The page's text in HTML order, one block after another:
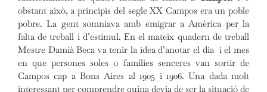
obstant això, a principis del segle XX Campos era un poble
pobre. La gent somniava amb emigrar a Amèrica per la
falta de treball i d’estímul. En el mateix quadern de treball
Mestre Damià Beca va tenir la idea d’anotar el dia i el mes
en que persones soles o famílies senceres van sortir de
Campos cap a Bons Aires al 1905 i 1906. Una dada molt
interessant per comprendre quina devia de ser la situació de